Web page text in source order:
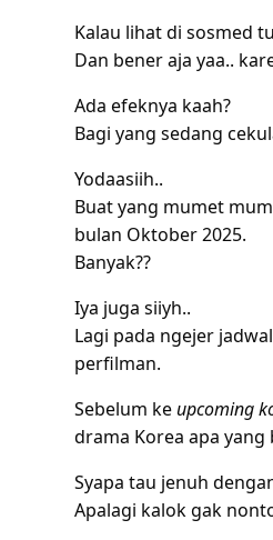
Kalau lihat di sosmed
Dan bener aja yaa..
Ada efeknya kaah?
Bagi yang sedang
Yodaasiih..
Buat yang mumet
bulan Oktober 2025.
Banyak??
Iya juga siiyh..
Lagi pada ngejer
perfilman.
Sebelum keupcoming
drama Korea apa
Syapa tau jenuh
Apalagi kalok gak